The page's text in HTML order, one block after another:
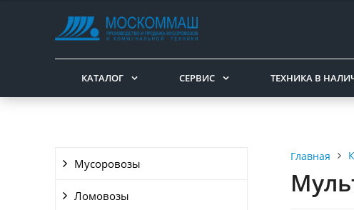
КАТАЛОГ СЕРВИС ТЕХНИКА В
Мусоровозы
Ломовозы
Главная